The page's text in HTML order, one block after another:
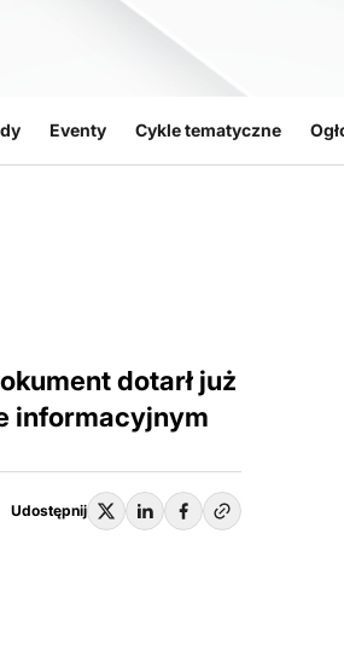
Eventy Cykle tematyczne
dotarł już
informacyjnym
Udostępnij